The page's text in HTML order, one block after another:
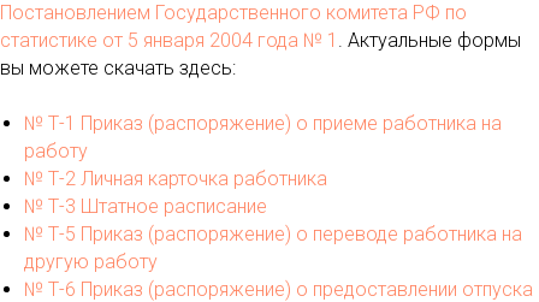
Постановлением Государственного комитета РФ по
статистике от 5 января 2004 года № 1 . Актуальные формы
вы можете скачать здесь:
№ Т-1 Приказ (распоряжение) о приеме работника на
работу
№ Т-2 Личная карточка работника
№ Т-3 Штатное расписание
№ Т-5 Приказ (распоряжение) о переводе работника на
другую работу
№ Т-6 Приказ (распоряжение) о предоставлении отпуска